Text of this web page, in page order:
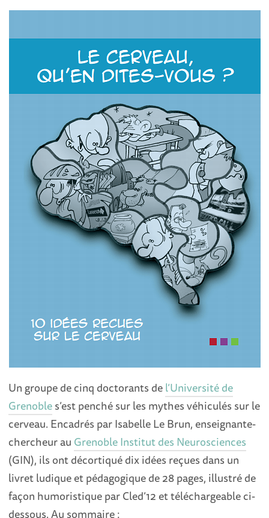
Un groupe de cinq doctorants del’Université de
Grenobles’est penché sur les mythes véhiculés sur le
cerveau. Encadrés par Isabelle Le Brun, enseignante-
chercheur au Grenoble Institut des Neurosciences
(GIN), ils ont décortiqué dix idées reçues dans un
livret ludique et pédagogique de 28 pages, illustré de
façon humoristique par Cled’12 et téléchargeable ci-
dessous. Au sommaire :